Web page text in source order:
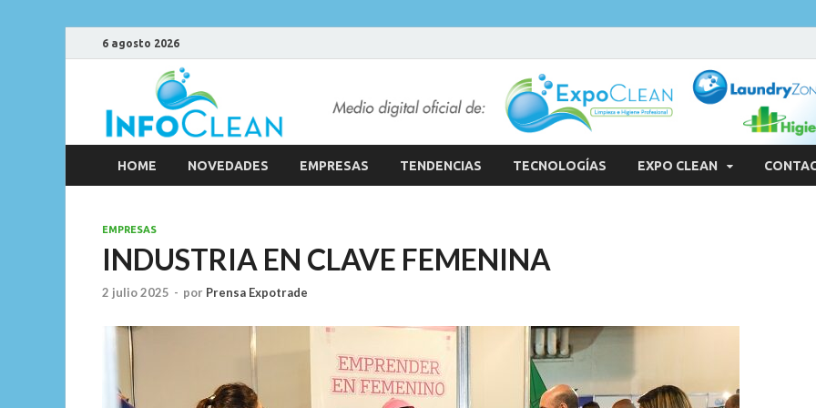
6 agosto 2026
HOME NOVEDADES EMPRESAS TENDENCIAS TECNOLOGÍAS EXPO CLEAN
EMPRESAS
INDUSTRIA EN CLAVE FEMENINA
2 julio 2025 - por Prensa Expotrade